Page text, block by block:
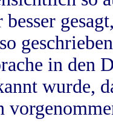
besser
in
wurde,